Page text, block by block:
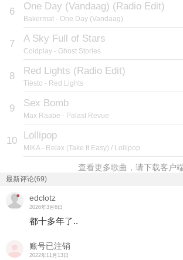
6 One Day (Vandaag) (Radio Edit)
Bakermat - One Day (Vandaag)
7 A Sky Full of Stars
Coldplay - Ghost Stories
8 Red Lights (Radio Edit)
Tiësto - Red Lights
9 Sex Bomb
Max Raabe - Palast Revue
10 Lollipop
MIKA- Relax (Take It Easy) / Lollipop
查看更多歌曲，请下载客户
最新评论(69)
edclotz
2026年3月6日
都十多年了..
账号已注销
2022年11月13日